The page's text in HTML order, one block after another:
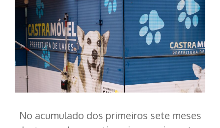
No acumulado dos primeiros sete meses